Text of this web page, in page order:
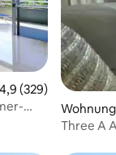
4,9 (329)
Three A Airlie 🌴